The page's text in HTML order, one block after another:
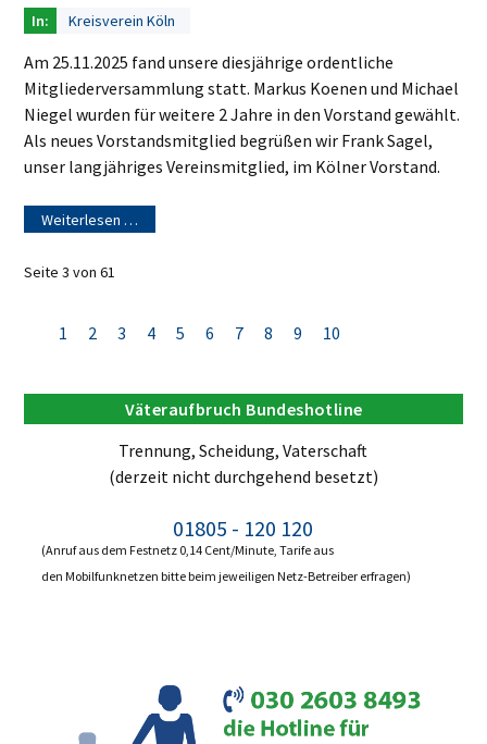
Kreisverein Köln
Am 25.11.2025 fand unsere diesjährige ordentliche
Mitgliederversammlung statt. Markus Koenen und Michael
Niegel wurden für weitere 2 Jahre in den Vorstand gewählt.
Als neues Vorstandsmitglied begrüßen wir Frank Sagel,
unser langjähriges Vereinsmitglied, im Kölner Vorstand.
Weiterlesen …
Seite 3 von 61
1 2 3 4 5 6 7 8 9 10
Väteraufbruch Bundeshotline
Trennung, Scheidung, Vaterschaft
(derzeit nicht durchgehend besetzt)
01805 - 120 120
(Anruf aus dem Festnetz 0,14 Cent/Minute, Tarife aus
den Mobilfunknetzen bitte beim jeweiligen Netz-Betreiber erfragen)